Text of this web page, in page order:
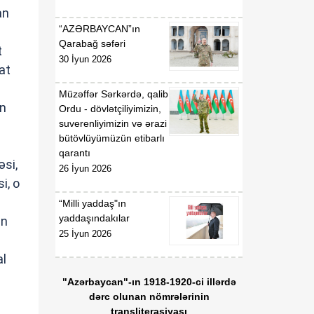
o
edilməsi haqqında”
Azərbaycan Respublikası
Nazirlər Kabinetinin 2011-
ci il 19 dekabr tarixli 207
nömrəli Qərarında
dəyişiklik edilməsi barədə
Azərbaycan Respublikası
Nazirlər Kabinetinin 2020-
ci il 6 may tarixli 165
nömrəli Qərarı ilə təsdiq
dayandırıldığı, bərpa və
ya ləğv edildiyi barədə
Azərbaycan
Gömrük Komitəsinə
lisenziyaların və icazələrin
01:54
“AZƏRBAYCAN”ın
Qarabağ səfəri
30 İyun 2026
Müzəffər Sərkərdə, qalib
Ordu - dövlətçiliyimizin,
suverenliyimizin və ərazi
bütövlüyümüzün etibarlı
qarantı
26 İyun 2026
“Milli yaddaş"ın
yaddaşındakılar
25 İyun 2026
"Azərbaycan"-ın 1918-1920-ci illərdə
dərc olunan nömrələrinin
transliterasiyası